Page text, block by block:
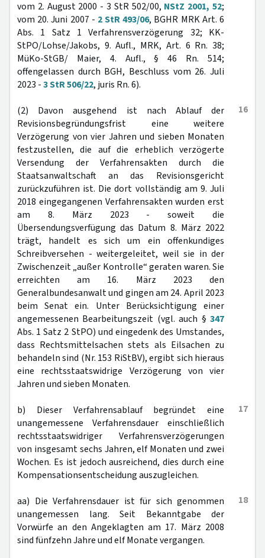
vom 2. August 2000 - 3 StR 502/00, NStZ 2001, 52;
vom 20. Juni 2007 - 2 StR 493/06, BGHR MRK Art. 6
Abs. 1 Satz 1 Verfahrensverzögerung 32; KK-
StPO/Lohse/Jakobs, 9. Aufl., MRK, Art. 6 Rn. 38;
MüKo-StGB/ Maier, 4. Aufl., § 46 Rn. 514;
offengelassen durch BGH, Beschluss vom 26. Juli
2023 -3 StR 506/22, juris Rn. 6).
16
(2) Davon ausgehend ist nach Ablauf der
Revisionsbegründungsfrist eine weitere
Verzögerung von vier Jahren und sieben Monaten
festzustellen, die auf die erheblich verzögerte
Versendung der Verfahrensakten durch die
Staatsanwaltschaft an das Revisionsgericht
zurückzuführen ist. Die dort vollständig am 9. Juli
2018 eingegangenen Verfahrensakten wurden erst
am 8. März 2023 - soweit die
Übersendungsverfügung das Datum 8. März 2022
trägt, handelt es sich um ein offenkundiges
Schreibversehen - weitergeleitet, weil sie in der
Zwischenzeit „außer Kontrolle“ geraten waren. Sie
erreichten am 16. März 2023 den
Generalbundesanwalt und gingen am 24. April 2023
beim Senat ein. Unter Berücksichtigung einer
angemessenen Bearbeitungszeit (vgl. auch § 347
Abs. 1 Satz 2 StPO) und eingedenk des Umstandes,
dass Rechtsmittelsachen stets als Eilsachen zu
behandeln sind (Nr. 153 RiStBV), ergibt sich hieraus
eine rechtsstaatswidrige Verzögerung von vier
Jahren und sieben Monaten.
17
b) Dieser Verfahrensablauf begründet eine
unangemessene Verfahrensdauer einschließlich
rechtsstaatswidriger Verfahrensverzögerungen
von insgesamt sechs Jahren, elf Monaten und zwei
Wochen. Es ist jedoch ausreichend, dies durch eine
Kompensationsentscheidung auszugleichen.
18
aa) Die Verfahrensdauer ist für sich genommen
unangemessen lang. Seit Bekanntgabe der
Vorwürfe an den Angeklagten am 17. März 2008
sind fünfzehn Jahre und elf Monate vergangen.